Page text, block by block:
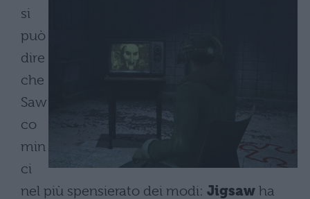
si
può
dire
che
Saw
co
min
ci
nel più spensierato dei modi: Jigsaw ha